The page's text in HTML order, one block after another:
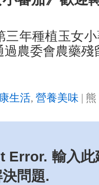
三年種植玉女
過農委會農藥
生活, 營養美味 |
Error. 輸入此
問題.